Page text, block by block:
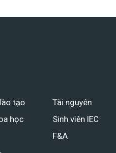
tạo
học
Tài nguyên
Sinh viên IEC
F&A